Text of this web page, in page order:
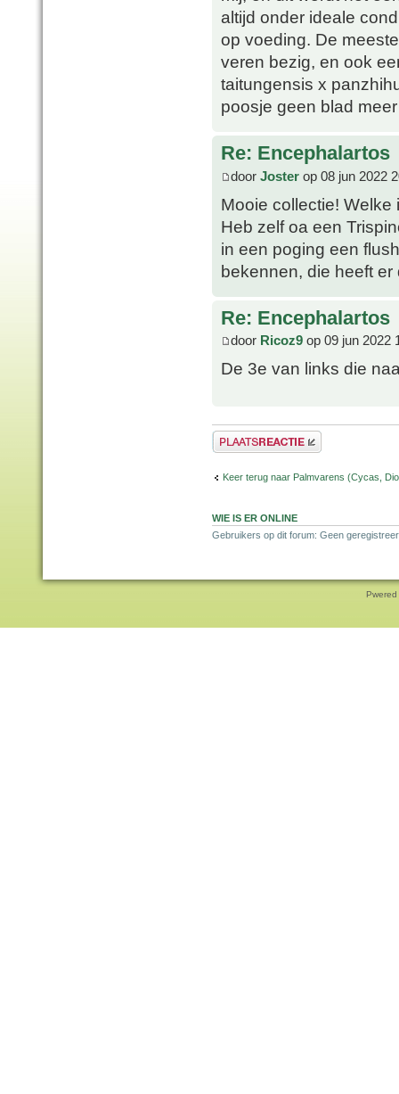
altijd onder ideale
op voeding. De
veren bezig, en ook
taitungensis x
poosje geen blad
Re: Encephalartos
door Joster op 08 jun 2022
Mooie collectie!
Heb zelf oa een
in een poging een
bekennen, die heeft
Re: Encephalartos
door Ricoz9 op 09 jun 2022
De 3e van links die
Plaats een reactie
Keer terug naar Palmvarens (Cycas,
WIE IS ER ONLINE
Gebruikers op dit forum: Geen